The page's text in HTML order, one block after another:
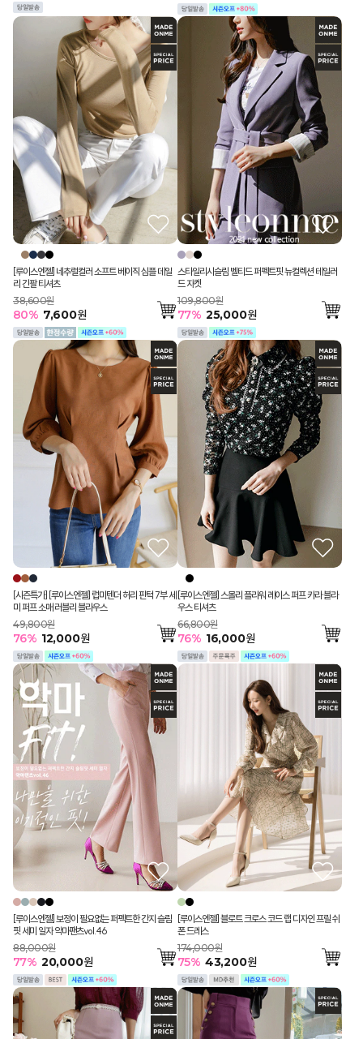
[루이스엔젤] 네추럴컬러 소프트 베이직 심플 데일
리 긴팔 티셔츠
38,600원
80% 7,600원
스타일리시슬림 벨티드 퍼펙트핏 뉴컬렉션 테일러
드 자켓
109,800원
77% 25,000원
[시즌특가] [루이스엔젤] 럽미텐더 허리 핀턱 7부 세
미 퍼프 소매 러블리 블라우스
49,800원
76% 12,000원
[루이스엔젤] 스몰리 플라워 레이스 퍼프 카라 블라
우스 티셔츠
66,800원
76% 16,000원
[루이스엔젤] 보정이 필요없는 퍼펙트한 간지 슬림
핏 세미 일자 악마팬츠vol.46
88,000원
77% 20,000원
[루이스엔젤] 블로트 크로스 코드 랩 디자인 프릴 쉬
폰 드레스
174,000원
75% 43,200원